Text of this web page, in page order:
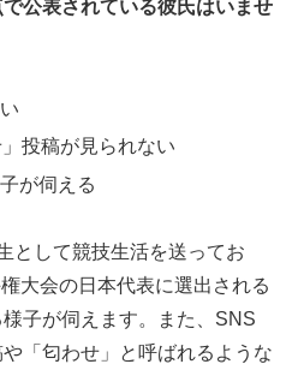
公表されている彼氏はいませ
投稿が見られない
が伺える
として競技生活を送ってお
大会の日本代表に選出される
子が伺えます。また、SNS
「匂わせ」と呼ばれるような